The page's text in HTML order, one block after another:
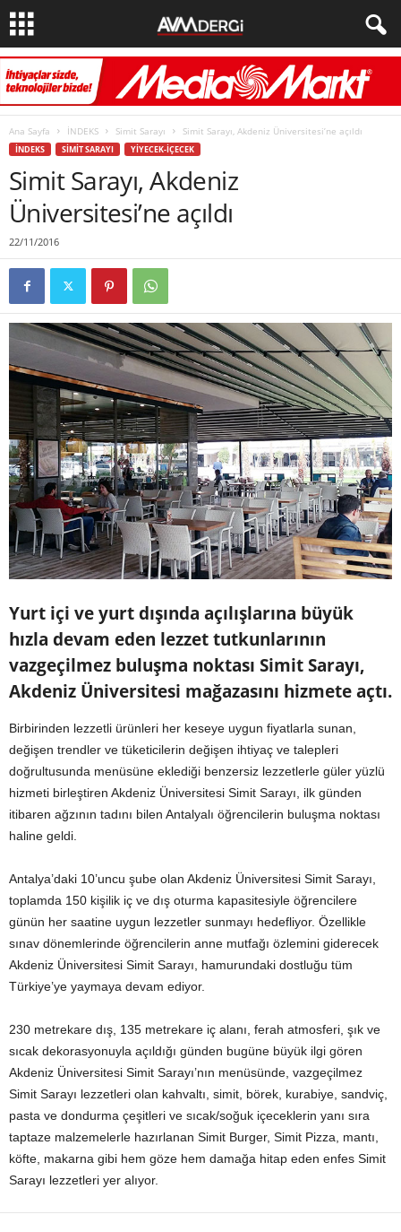
Ana Sayfa İNDEKS Simit Sarayı Simit Sarayı, Akdeniz Üniversitesi’ne açıldı
İNDEKS SIMIT SARAYI YIYECEK-İÇECEK
Simit Sarayı, Akdeniz
Üniversitesi’ne açıldı
22/11/2016
Yurt içi ve yurt dışında açılışlarına büyük
hızla devam eden lezzet tutkunlarının
vazgeçilmez buluşma noktası Simit Sarayı,
Akdeniz Üniversitesi mağazasını hizmete açtı.
Birbirinden lezzetli ürünleri her keseye uygun fiyatlarla sunan,
değişen trendler ve tüketicilerin değişen ihtiyaç ve talepleri
doğrultusunda menüsüne eklediği benzersiz lezzetlerle güler yüzlü
hizmeti birleştiren Akdeniz Üniversitesi Simit Sarayı, ilk günden
itibaren ağzının tadını bilen Antalyalı öğrencilerin buluşma noktası
haline geldi.
Antalya’daki 10’uncu şube olan Akdeniz Üniversitesi Simit Sarayı,
toplamda 150 kişilik iç ve dış oturma kapasitesiyle öğrencilere
günün her saatine uygun lezzetler sunmayı hedefliyor. Özellikle
sınav dönemlerinde öğrencilerin anne mutfağı özlemini giderecek
Akdeniz Üniversitesi Simit Sarayı, hamurundaki dostluğu tüm
Türkiye’ye yaymaya devam ediyor.
230 metrekare dış, 135 metrekare iç alanı, ferah atmosferi, şık ve
sıcak dekorasyonuyla açıldığı günden bugüne büyük ilgi gören
Akdeniz Üniversitesi Simit Sarayı’nın menüsünde, vazgeçilmez
Simit Sarayı lezzetleri olan kahvaltı, simit, börek, kurabiye, sandviç,
pasta ve dondurma çeşitleri ve sıcak/soğuk içeceklerin yanı sıra
taptaze malzemelerle hazırlanan Simit Burger, Simit Pizza, mantı,
köfte, makarna gibi hem göze hem damağa hitap eden enfes Simit
Sarayı lezzetleri yer alıyor.